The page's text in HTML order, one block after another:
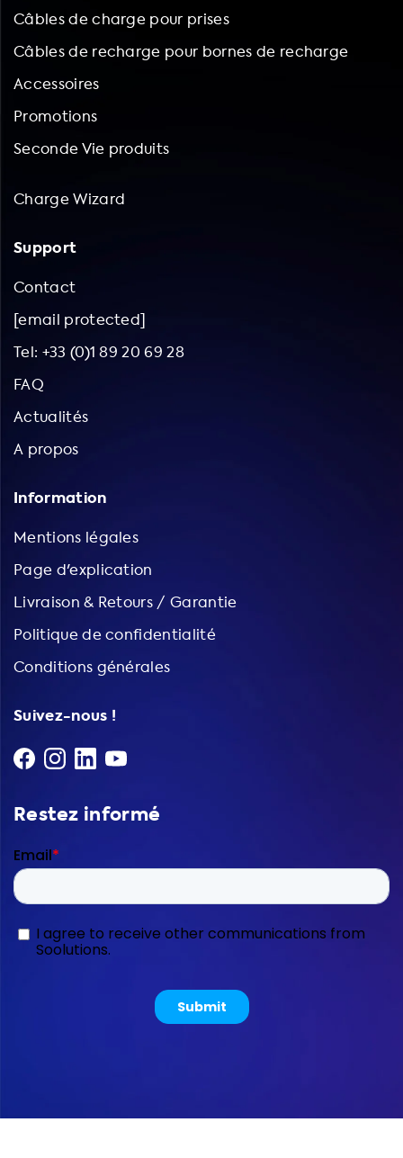
Câbles de charge pour prises
Câbles de recharge pour bornes de recharge
Accessoires
Promotions
Seconde Vie produits
Charge Wizard
Support
Contact
[email protected]
Tel: +33 (0)1 89 20 69 28
FAQ
Actualités
A propos
Information
Mentions légales
Page d'explication
Livraison & Retours / Garantie
Politique de confidentialité
Conditions générales
Suivez-nous !
Restez informé